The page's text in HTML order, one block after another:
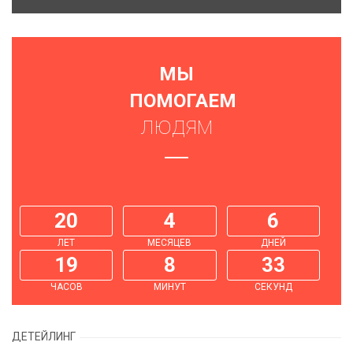
МЫ
ПОМОГАЕМ
ЛЮДЯМ
20
ЛЕТ
4
МЕСЯЦЕВ
6
ДНЕЙ
19
ЧАСОВ
8
МИНУТ
34
СЕКУНД
ДЕТЕЙЛИНГ